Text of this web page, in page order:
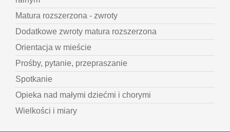
Matura rozszerzona - zwroty
Dodatkowe zwroty matura rozszerzona
Orientacja w mieście
Prośby, pytanie, przepraszanie
Spotkanie
Opieka nad małymi dziećmi i chorymi
Wielkości i miary